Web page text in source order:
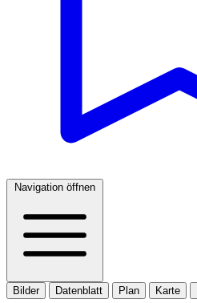
Navigation öffnen
Bilder Datenblatt Plan Karte